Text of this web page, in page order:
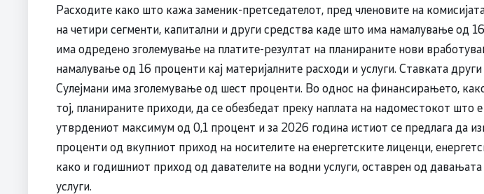
Расходите како што кажа заменик-претседателот, пред членовите на
на четири сегменти, капитални и други средства каде што има намалување од
има одредено зголемување на платите-резултат на планираните нови
намалување од 16 проценти кај материјалните расходи и услуги. Ставката
Сулејмани има зголемување од шест проценти. Во однос на финансирањето,
тој, планираните приходи, да се обезбедат преку наплата на надоместокот што
утврдениот максимум од 0,1 процент и за 2026 година истиот се предлага да
проценти од вкупниот приход на носителите на енергетските лиценци,
како и годишниот приход од давателите на водни услуги, оставрен од
услуги.